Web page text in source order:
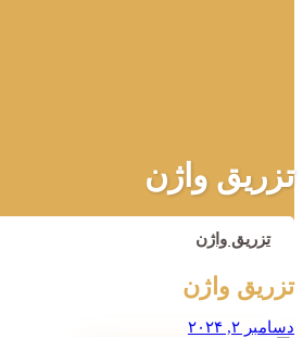
تزریق واژن
تزریق واژن
تزریق واژن
دسامبر ۲, ۲۰۲۴